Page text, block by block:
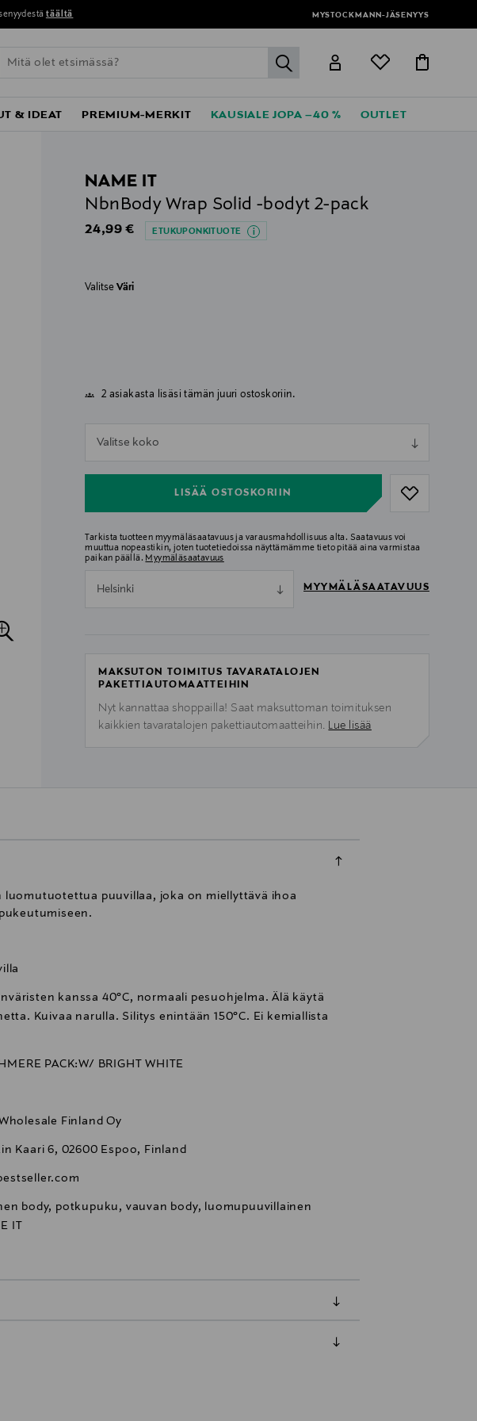
täältä MYSTOCKMANN-JÄSENYYS
label.header.go
& IDEAT PREMIUM-MERKIT KAUSIALE JOPA –40 % OUTLET
NAME IT
NbnBody Wrap Solid -bodyt 2-pack
Original Price
24,99 € ETUKUPONKITUOTE
ValitseVäri
2 asiakasta lisäsi tämän juuri ostoskoriin.
Valitse koko
LISÄÄ OSTOSKORIIN
Tarkista tuotteen myymäläsaatavuus ja varausmahdollisuus alta. Saatavuus voi
muuttua nopeastikin, joten tuotetiedoissa näyttämämme tieto pitää aina varmistaa
paikan päällä. Myymäläsaatavuus
Helsinki MYYMÄLÄSAATAVUUS
MAKSUTON TOIMITUS TAVARATALOJEN
PAKETTIAUTOMAATTEIHIN
Nyt kannattaa shoppailla! Saat maksuttoman toimituksen
kaikkien tavaratalojen pakettiautomaatteihin. Lue lisää
luomutuotettua puuvillaa, joka on miellyttävä ihoa
kanssa 40°C, normaali pesuohjelma. Älä käytä
Kuivaa narulla. Silitys enintään 150°C. Ei kemiallista
PACK:W/ BRIGHT WHITE
Finland Oy
Kaari 6, 02600 Espoo, Finland
body, potkupuku, vauvan body, luomupuuvillainen
IT